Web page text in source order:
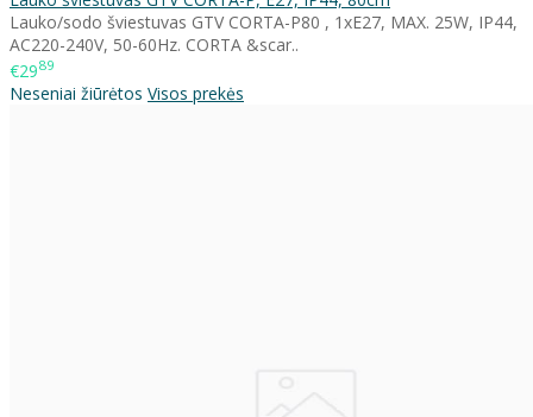
Lauko/sodo šviestuvas GTV CORTA-P80 , 1xE27, MAX. 25W, IP44,
AC220-240V, 50-60Hz. CORTA &scar..
€2989
Neseniai žiūrėtos Visos prekės